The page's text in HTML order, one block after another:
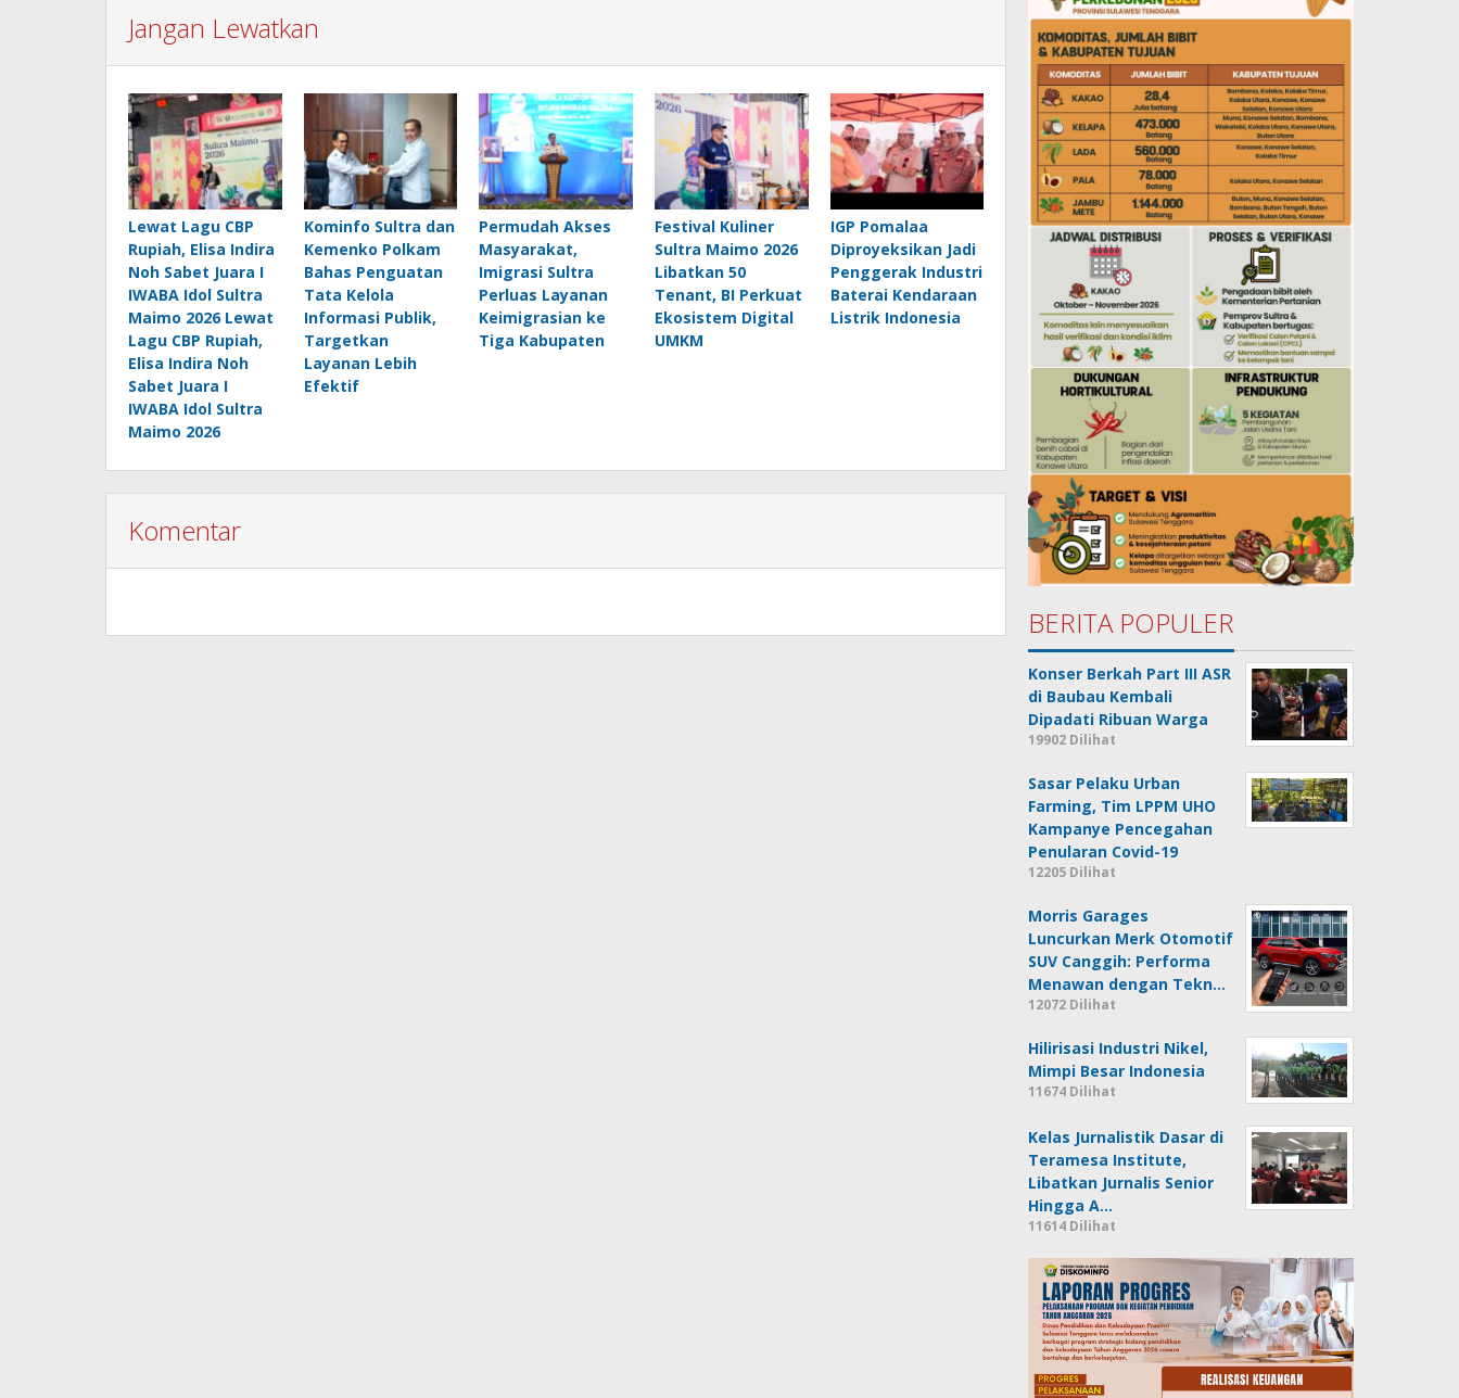
Jangan Lewatkan
Lewat Lagu CBP
Rupiah, Elisa Indira
Noh Sabet Juara I
IWABA Idol Sultra
Maimo 2026 Lewat
Lagu CBP Rupiah,
Elisa Indira Noh
Sabet Juara I
IWABA Idol Sultra
Maimo 2026
Kominfo Sultra dan
Kemenko Polkam
Bahas Penguatan
Tata Kelola
Informasi Publik,
Targetkan
Layanan Lebih
Efektif
Permudah Akses
Masyarakat,
Imigrasi Sultra
Perluas Layanan
Keimigrasian ke
Tiga Kabupaten
Festival Kuliner
Sultra Maimo 2026
Libatkan 50
Tenant, BI Perkuat
Ekosistem Digital
UMKM
IGP Pomalaa
Diproyeksikan Jadi
Penggerak Industri
Baterai Kendaraan
Listrik Indonesia
Komentar
BERITA POPULER
Konser Berkah Part III ASR
di Baubau Kembali
Dipadati Ribuan Warga
19902 Dilihat
Sasar Pelaku Urban
Farming, Tim LPPM UHO
Kampanye Pencegahan
Penularan Covid-19
12205 Dilihat
Morris Garages
Luncurkan Merk Otomotif
SUV Canggih: Performa
Menawan dengan Tekn…
12072 Dilihat
Hilirisasi Industri Nikel,
Mimpi Besar Indonesia
11674 Dilihat
Kelas Jurnalistik Dasar di
Teramesa Institute,
Libatkan Jurnalis Senior
Hingga A…
11614 Dilihat